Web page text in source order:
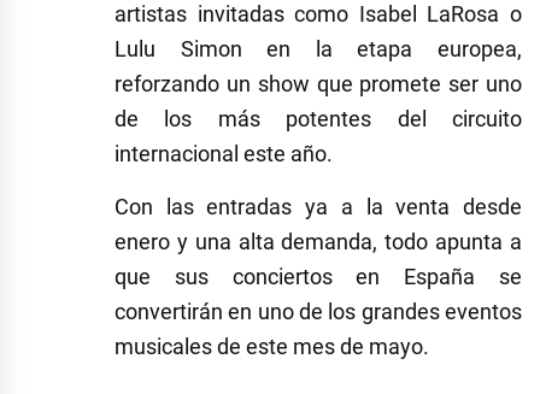
artistas invitadas como Isabel LaRosa o
Lulu Simon en la etapa europea,
reforzando un show que promete ser uno
de los más potentes del circuito
internacional este año.
Con las entradas ya a la venta desde
enero y una alta demanda, todo apunta a
que sus conciertos en España se
convertirán en uno de los grandes eventos
musicales de este mes de mayo.